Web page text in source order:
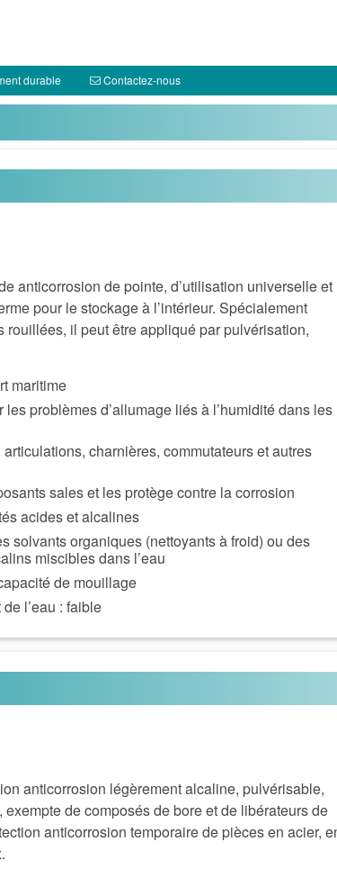
durable Contactez-nous
anticorrosion de pointe, d’utilisation universelle et
pour le stockage à l’intérieur. Spécialement
il peut être appliqué par pulvérisation,
maritime
problèmes d’allumage liés à l’humidité dans les
charnières, commutateurs et autres
sales et les protège contre la corrosion
acides et alcalines
solvants organiques (nettoyants à froid) ou des
miscibles dans l’eau
de mouillage
l’eau : faible
anticorrosion légèrement alcaline, pulvérisable,
de composés de bore et de libérateurs de
anticorrosion temporaire de pièces en acier,